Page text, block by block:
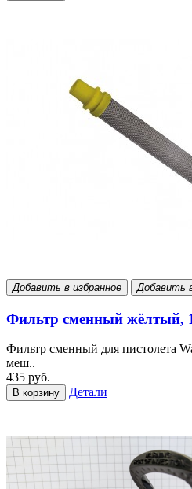
Добавить в избранное Добавить
Фильтр сменный жёлтый,
Фильтр сменный для пистолета
меш..
435 руб.
В корзину Детали